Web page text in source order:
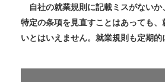
自社の就業規則に記載ミスがない
特定の条項を見直すことはあっても
いとはいえません。就業規則も定期